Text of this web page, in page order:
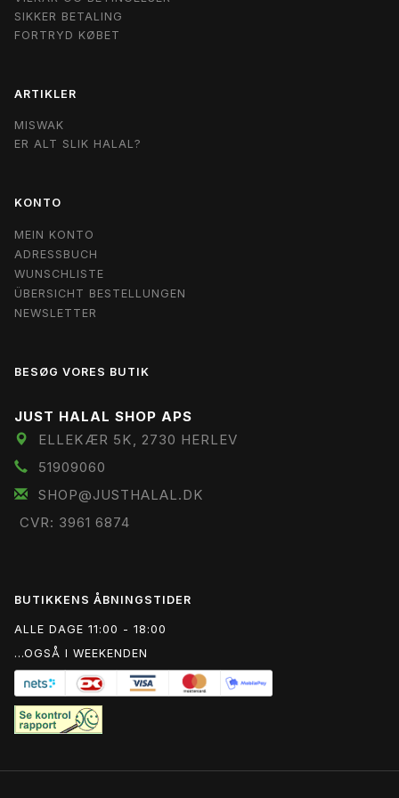
SIKKER BETALING
FORTRYD KØBET
ARTIKLER
MISWAK
ER ALT SLIK HALAL?
KONTO
MEIN KONTO
ADRESSBUCH
WUNSCHLISTE
ÜBERSICHT BESTELLUNGEN
NEWSLETTER
BESØG VORES BUTIK
JUST HALAL SHOP APS
ELLEKÆR 5K, 2730 HERLEV
51909060
SHOP@JUSTHALAL.DK
CVR: 3961 6874
BUTIKKENS ÅBNINGSTIDER
ALLE DAGE 11:00 - 18:00
...OGSÅ I WEEKENDEN